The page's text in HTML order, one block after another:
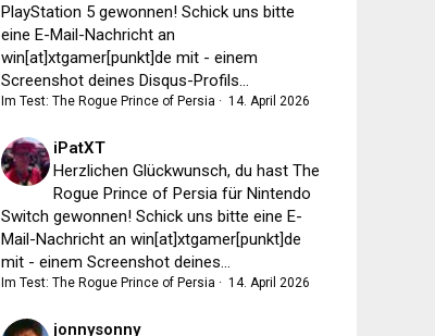
PlayStation 5 gewonnen! Schick uns bitte
eine E-Mail-Nachricht an
win[at]xtgamer[punkt]de mit - einem
Screenshot deines Disqus-Profils...
Im Test: The Rogue Prince of Persia · 14. April 2026
iPatXT
Herzlichen Glückwunsch, du hast The
Rogue Prince of Persia für Nintendo
Switch gewonnen! Schick uns bitte eine E-
Mail-Nachricht an win[at]xtgamer[punkt]de
mit - einem Screenshot deines...
Im Test: The Rogue Prince of Persia · 14. April 2026
jonnysonny